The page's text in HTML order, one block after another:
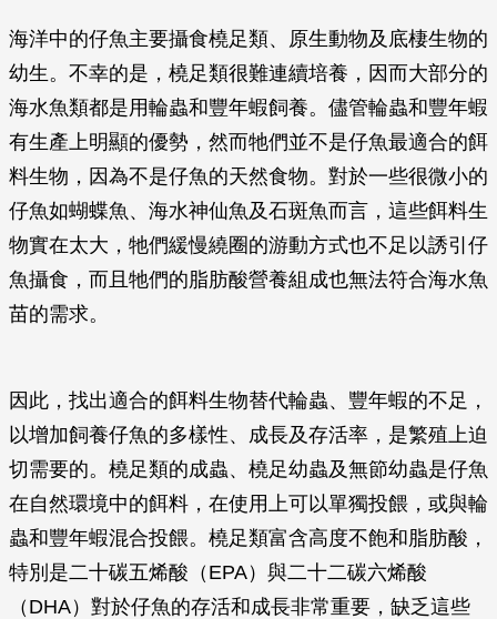
海洋中的仔魚主要攝食橈足類、原生動物及底棲生物的
幼生。不幸的是，橈足類很難連續培養，因而大部分的
海水魚類都是用輪蟲和豐年蝦飼養。儘管輪蟲和豐年蝦
有生產上明顯的優勢，然而牠們並不是仔魚最適合的餌
料生物，因為不是仔魚的天然食物。對於一些很微小的
仔魚如蝴蝶魚、海水神仙魚及石斑魚而言，這些餌料生
物實在太大，牠們緩慢繞圈的游動方式也不足以誘引仔
魚攝食，而且牠們的脂肪酸營養組成也無法符合海水魚
苗的需求。
因此，找出適合的餌料生物替代輪蟲、豐年蝦的不足，
以增加飼養仔魚的多樣性、成長及存活率，是繁殖上迫
切需要的。橈足類的成蟲、橈足幼蟲及無節幼蟲是仔魚
在自然環境中的餌料，在使用上可以單獨投餵，或與輪
蟲和豐年蝦混合投餵。橈足類富含高度不飽和脂肪酸，
特別是二十碳五烯酸（EPA）與二十二碳六烯酸
（DHA）對於仔魚的存活和成長非常重要，缺乏這些